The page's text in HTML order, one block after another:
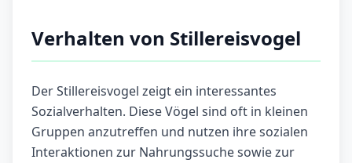
Verhalten von Stillereisvogel
Der Stillereisvogel zeigt ein interessantes
Sozialverhalten. Diese Vögel sind oft in kleinen
Gruppen anzutreffen und nutzen ihre sozialen
Interaktionen zur Nahrungssuche sowie zur